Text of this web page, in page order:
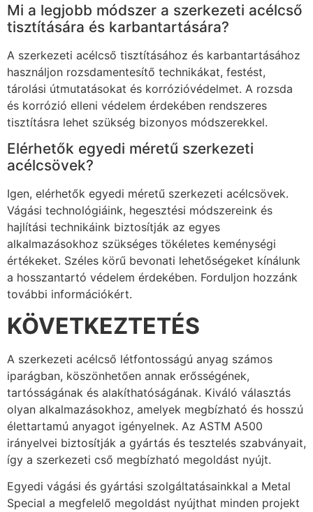
Mi a legjobb módszer a szerkezeti acélcső
tisztítására és karbantartására?
A szerkezeti acélcső tisztításához és karbantartásához
használjon rozsdamentesítő technikákat, festést,
tárolási útmutatásokat és korrózióvédelmet. A rozsda
és korrózió elleni védelem érdekében rendszeres
tisztításra lehet szükség bizonyos módszerekkel.
Elérhetők egyedi méretű szerkezeti
acélcsövek?
Igen, elérhetők egyedi méretű szerkezeti acélcsövek.
Vágási technológiáink, hegesztési módszereink és
hajlítási technikáink biztosítják az egyes
alkalmazásokhoz szükséges tökéletes keménységi
értékeket. Széles körű bevonati lehetőségeket kínálunk
a hosszantartó védelem érdekében. Forduljon hozzánk
további információkért.
KÖVETKEZTETÉS
A szerkezeti acélcső létfontosságú anyag számos
iparágban, köszönhetően annak erősségének,
tartósságának és alakíthatóságának. Kiváló választás
olyan alkalmazásokhoz, amelyek megbízható és hosszú
élettartamú anyagot igényelnek. Az ASTM A500
irányelvei biztosítják a gyártás és tesztelés szabványait,
így a szerkezeti cső megbízható megoldást nyújt.
Egyedi vágási és gyártási szolgáltatásainkkal a Metal
Special a megfelelő megoldást nyújthat minden projekt